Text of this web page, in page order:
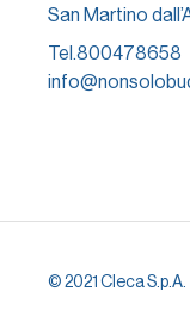
San Martino
Tel.800478658
© 2021 Cleca S.p.A.